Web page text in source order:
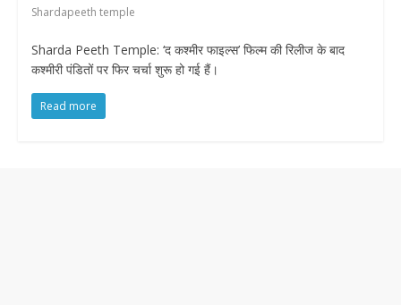
Shardapeeth temple
Sharda Peeth Temple: ‘द कश्मीर फाइल्स’ फिल्म की रिलीज के बाद
कश्मीरी पंडितों पर फिर चर्चा शुरू हो गई हैं।
Read more